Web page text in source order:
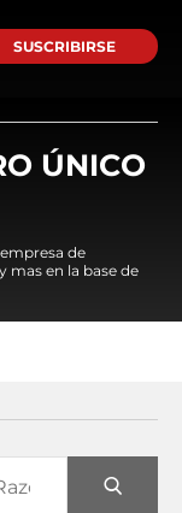
SUSCRIBIRSE
ÚNICO
de
mas en la base de